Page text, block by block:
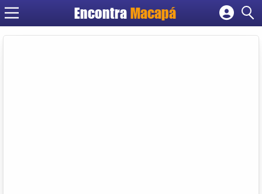
EncontraMacapá
Cadastrar empresa